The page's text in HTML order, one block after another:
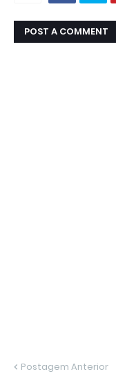
POST A COMMENT
Postagem Anterior